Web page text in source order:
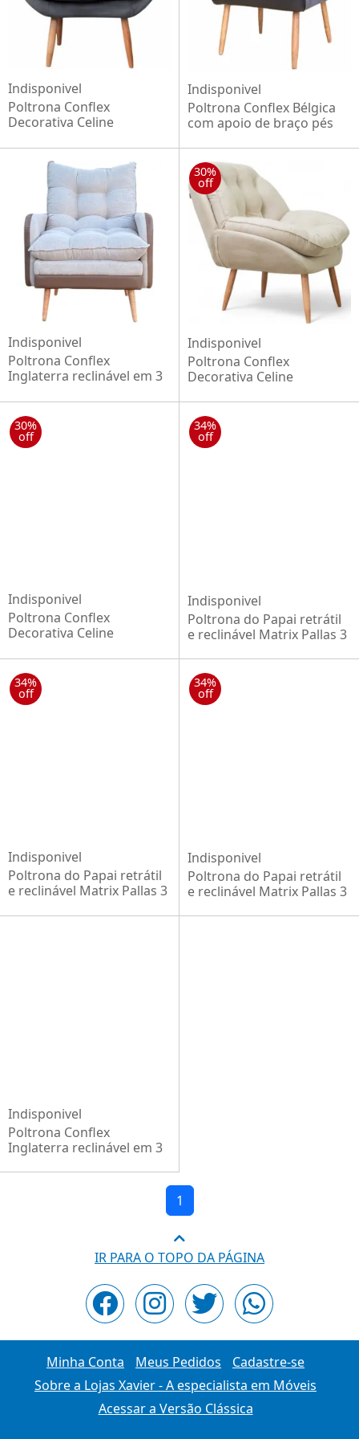
Indisponivel
Poltrona Conflex
Decorativa Celine
Grafite pés de palito
madeira maciça
Indisponivel
Poltrona Conflex Bélgica
com apoio de braço pés
em tecido compose
Grafite Preto
Indisponivel
Poltrona Conflex
Inglaterra reclinável em 3
bege corano caramelo
30%
off
Indisponivel
Poltrona Conflex
Decorativa Celine
Capuccino pés de palito
madeira maciça
30%
off
Indisponivel
Poltrona Conflex
Decorativa Celine
Chocolate pés de palito
madeira maciça
34%
off
Indisponivel
Poltrona do Papai retrátil
e reclinável Matrix Pallas 3
Marrom
34%
off
Indisponivel
Poltrona do Papai retrátil
e reclinável Matrix Pallas 3
sintético Preto
34%
off
Indisponivel
Poltrona do Papai retrátil
e reclinável Matrix Pallas 3
Cinza
Indisponivel
Poltrona Conflex
Inglaterra reclinável em 3
grafite corano Preto
1
IR PARA O TOPO DA PÁGINA
Minha Conta Meus Pedidos
Cadastre-se
Sobre a Lojas Xavier - A especialista em Móveis
Acessar a Versão Clássica